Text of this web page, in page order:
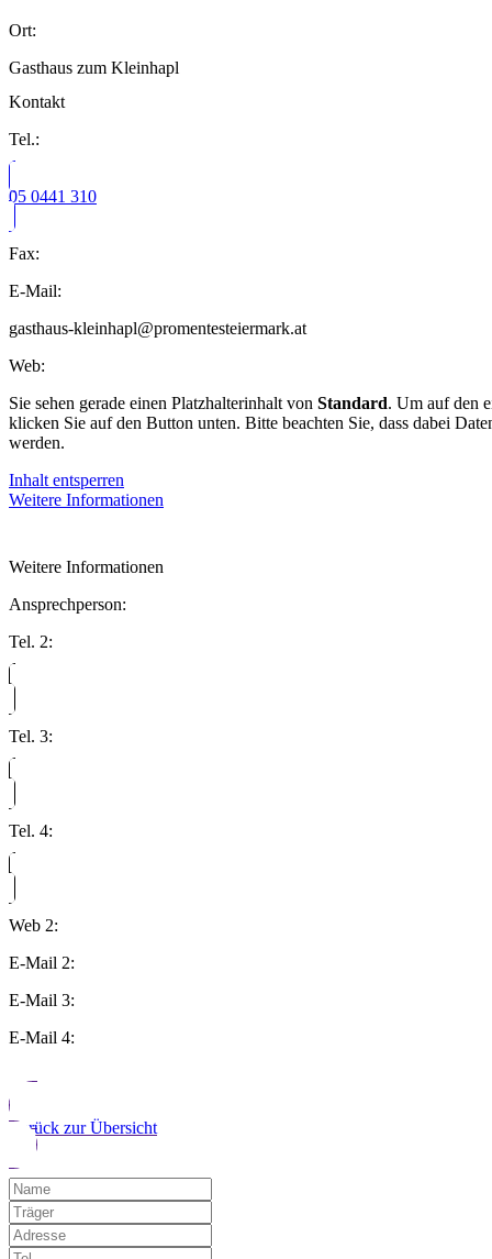
Ort:
Gasthaus zum Kleinhapl
Kontakt
Tel.:
05 0441 310
Fax:
E-Mail:
gasthaus-kleinhapl@promentesteiermark.at
Web:
Sie sehen gerade einen Platzhalterinhalt von Standard. Um auf den
klicken Sie auf den Button unten. Bitte beachten Sie, dass dabei
werden.
Inhalt entsperren
Weitere Informationen
Weitere Informationen
Ansprechperson:
Tel. 2:
Tel. 3:
Tel. 4:
Web 2:
E-Mail 2:
E-Mail 3:
E-Mail 4:
Zurück zur Übersicht